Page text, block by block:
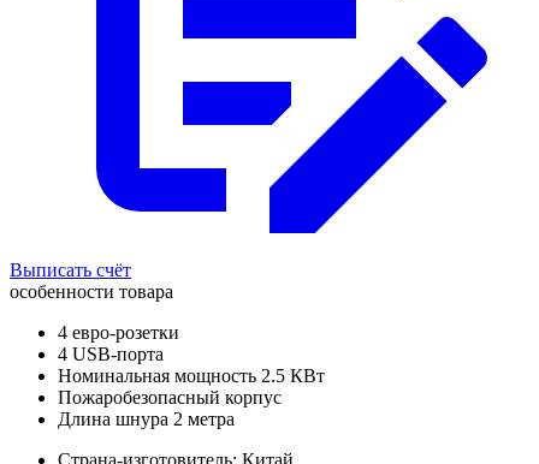
Выписать счёт
особенности товара
4 евро-розетки
4 USB-порта
Номинальная мощность 2.5 КВт
Пожаробезопасный корпус
Длина шнура 2 метра